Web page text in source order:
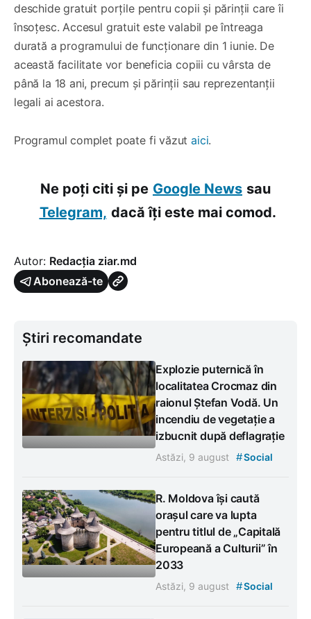
deschide gratuit porțile pentru copii și părinții care îi
însoțesc. Accesul gratuit este valabil pe întreaga
durată a programului de funcționare din 1 iunie. De
această facilitate vor beneficia copiii cu vârsta de
până la 18 ani, precum și părinții sau reprezentanții
legali ai acestora.
Programul complet poate fi văzutaici.
Ne poți citi și pe Google News sau
Telegram, dacă îți este mai comod.
Autor: Redacția ziar.md
Abonează-te
Știri recomandate
Explozie puternică în
localitatea Crocmaz din
raionul Ștefan Vodă. Un
incendiu de vegetație a
izbucnit după deflagrație
Astăzi, 9 august #Social
R. Moldova își caută
orașul care va lupta
pentru titlul de „Capitală
Europeană a Culturii” în
2033
Astăzi, 9 august #Social